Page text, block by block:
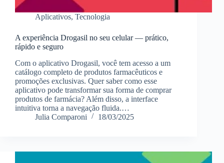
Aplicativos, Tecnologia
A experiência Drogasil no seu celular — prático,
rápido e seguro
Com o aplicativo Drogasil, você tem acesso a um
catálogo completo de produtos farmacêuticos e
promoções exclusivas. Quer saber como esse
aplicativo pode transformar sua forma de comprar
produtos de farmácia? Além disso, a interface
intuitiva torna a navegação fluida.…
Julia Comparoni
18/03/2025